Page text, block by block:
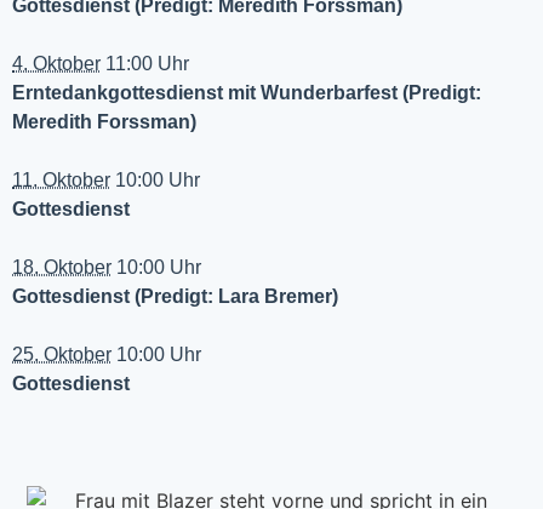
Gottesdienst (Predigt: Meredith Forssman)
4. Oktober 11:00 Uhr
Erntedankgottesdienst mit Wunderbarfest (Predigt:
Meredith Forssman)
11. Oktober 10:00 Uhr
Gottesdienst
18. Oktober 10:00 Uhr
Gottesdienst (Predigt: Lara Bremer)
25. Oktober 10:00 Uhr
Gottesdienst